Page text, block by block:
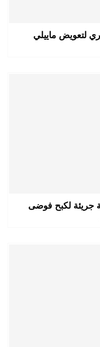
لتعويض ماييلي
جريئة لكبح فوضى